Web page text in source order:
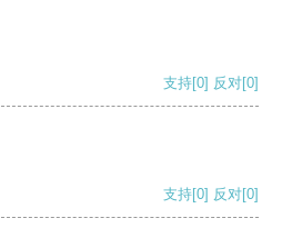
支持[0] 反对[0]
支持[0] 反对[0]